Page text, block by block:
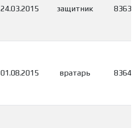
24.03.2015 защитник 8363
01.08.2015 вратарь 8364